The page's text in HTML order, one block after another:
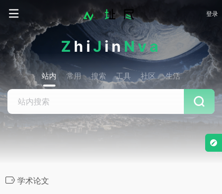
登录
ZhiJinNva
站内 常用 搜索 工具 社区 生活
学术论文